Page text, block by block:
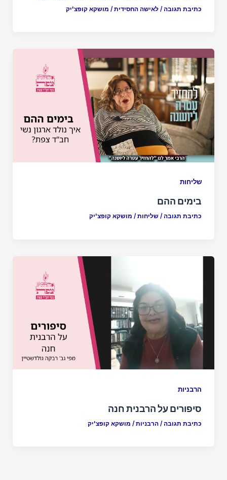
כתיבת תגובה / לאישה החסידית/ מושקא קופצ'יק
שליחות
בימים ההם
כתיבת תגובה / שליחות/ מושקא קופצ'יק
הרבניות
סיפורים על הרבנית חנה
כתיבת תגובה / הרבניות/ מושקא קופצ'יק